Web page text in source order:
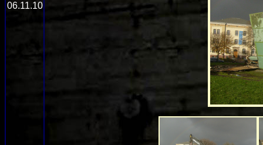
06.11.10